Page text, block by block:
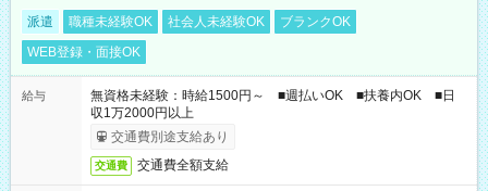
派遣 職種未経験OK 社会人未経験OK
ブランクOK
WEB登録・面接OK
給与
無資格未経験：時給1500円～ ■週払いOK ■扶養内OK ■日
収1万2000円以上
交通費別途支給あり
交通費 交通費全額支給